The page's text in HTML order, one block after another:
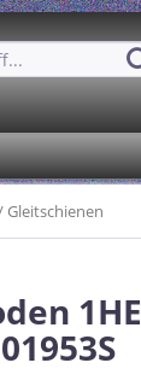
Gleitschienen
1HE